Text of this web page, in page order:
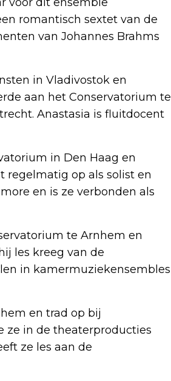
romantisch sextet van de
van Johannes Brahms
in Vladivostok en
aan het Conservatorium te
Anastasia is fluitdocent
in Den Haag en
regelmatig op als solist en
en is ze verbonden als
te Arnhem en
les kreeg van de
in kamermuziekensembles
en trad op bij
ze in de theaterproducties
ze les aan de